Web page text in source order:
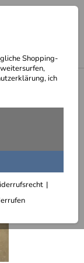
Shopping-
ich